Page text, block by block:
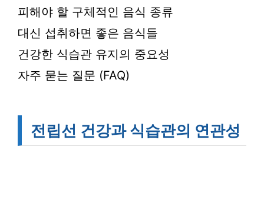
피해야 할 구체적인 음식 종류
대신 섭취하면 좋은 음식들
건강한 식습관 유지의 중요성
자주 묻는 질문 (FAQ)
전립선 건강과 식습관의 연관성